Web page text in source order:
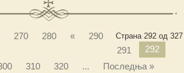
Страна 292 од 327
270 280 «
290
291
292
310 320 ... Последња »